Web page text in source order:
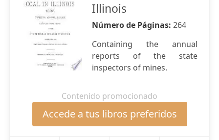
Illinois
Número de Páginas: 264
Containing the annual
reports of the state
inspectors of mines.
Contenido promocionado
Accede a tus libros preferidos